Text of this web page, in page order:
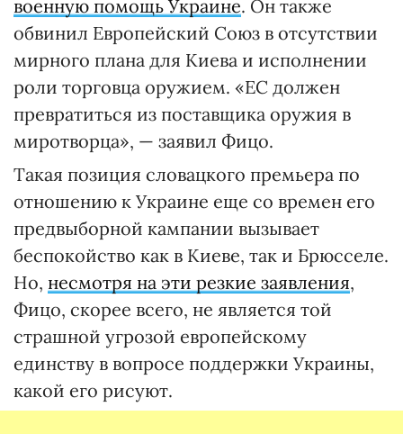
военную помощь Украине. Он также
обвинил Европейский Союз в отсутствии
мирного плана для Киева и исполнении
роли торговца оружием. «ЕС должен
превратиться из поставщика оружия в
миротворца», — заявил Фицо.
Такая позиция словацкого премьера по
отношению к Украине еще со времен его
предвыборной кампании вызывает
беспокойство как в Киеве, так и Брюсселе.
Но, несмотря на эти резкие заявления,
Фицо, скорее всего, не является той
страшной угрозой европейскому
единству в вопросе поддержки Украины,
какой его рисуют.